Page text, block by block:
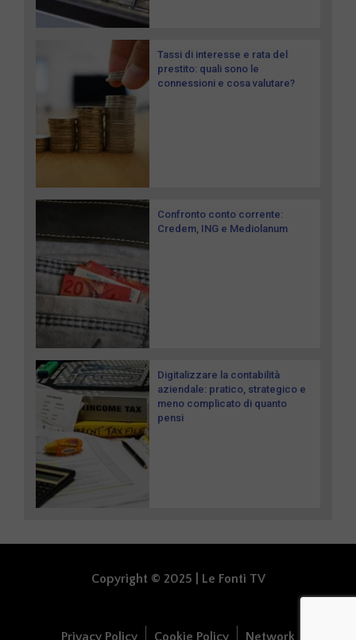
Tassi di interesse e rata del
prestito: quali sono le
connessioni e cosa valutare?
Confronto conto corrente:
Credem, ING e Mediolanum
Digitalizzare la contabilità
aziendale: pratico, strategico e
meno complicato di quanto
pensi
Copyright © 2025 | Le Fonti TV
Privacy Policy Cookie Policy Network